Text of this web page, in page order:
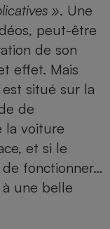
». Une
peut-être
de son
effet. Mais
situé sur la
de
la voiture
et si le
fonctionner…
à une belle
à expressos